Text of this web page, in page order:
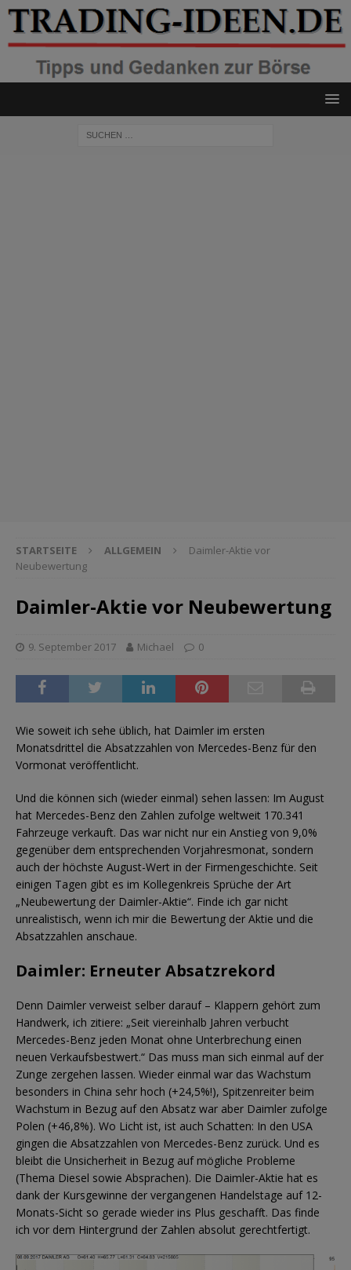
STARTSEITE ALLGEMEIN
Daimler-Aktie vor
Neubewertung
Daimler-Aktie vor Neubewertung
9. September 2017 Michael 0
Wie soweit ich sehe üblich, hat Daimler im ersten
Monatsdrittel die Absatzzahlen von Mercedes-Benz für den
Vormonat veröffentlicht.
Und die können sich (wieder einmal) sehen lassen: Im August
hat Mercedes-Benz den Zahlen zufolge weltweit 170.341
Fahrzeuge verkauft. Das war nicht nur ein Anstieg von 9,0%
gegenüber dem entsprechenden Vorjahresmonat, sondern
auch der höchste August-Wert in der Firmengeschichte. Seit
einigen Tagen gibt es im Kollegenkreis Sprüche der Art
„Neubewertung der Daimler-Aktie“. Finde ich gar nicht
unrealistisch, wenn ich mir die Bewertung der Aktie und die
Absatzzahlen anschaue.
Daimler: Erneuter Absatzrekord
Denn Daimler verweist selber darauf – Klappern gehört zum
Handwerk, ich zitiere: „Seit viereinhalb Jahren verbucht
Mercedes-Benz jeden Monat ohne Unterbrechung einen
neuen Verkaufsbestwert.“ Das muss man sich einmal auf der
Zunge zergehen lassen. Wieder einmal war das Wachstum
besonders in China sehr hoch (+24,5%!), Spitzenreiter beim
Wachstum in Bezug auf den Absatz war aber Daimler zufolge
Polen (+46,8%). Wo Licht ist, ist auch Schatten: In den USA
gingen die Absatzzahlen von Mercedes-Benz zurück. Und es
bleibt die Unsicherheit in Bezug auf mögliche Probleme
(Thema Diesel sowie Absprachen). Die Daimler-Aktie hat es
dank der Kursgewinne der vergangenen Handelstage auf 12-
Monats-Sicht so gerade wieder ins Plus geschafft. Das finde
ich vor dem Hintergrund der Zahlen absolut gerechtfertigt.